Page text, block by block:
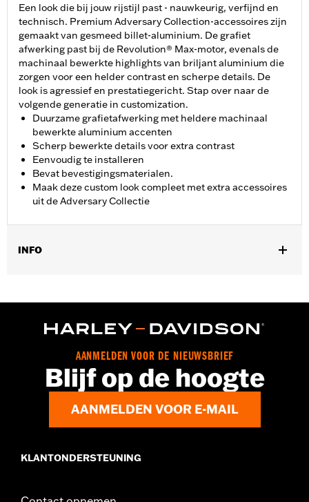
Een look die bij jouw rijstijl past - nauwkeurig, verfijnd en
technisch. Premium Adversary Collection-accessoires zijn
gemaakt van gesmeed billet-aluminium. De grafiet
afwerking past bij de Revolution® Max-motor, evenals de
machinaal bewerkte highlights van briljant aluminium die
zorgen voor een helder contrast en scherpe details. De
look is agressief en prestatiegericht. Stap over naar de
volgende generatie in customization.
Duurzame grafietafwerking met heldere machinaal
bewerkte aluminium accenten
Scherp bewerkte details voor extra contrast
Eenvoudig te installeren
Bevat bevestigingsmaterialen.
Maak deze custom look compleet met extra accessoires
uit de Adversary Collectie
INFO
Per stuk verkocht:Elk
installatie-instructies
GARANTIE: ,,,,,,,,,,,,,,,,,,,,,,,,,,,,,,,,,,,,,,,,,,,,,,,,,,,,,,,,,,,,,,,,,,
AANMELDEN VOOR DE NIEUWSBRIEF
Blijf op de hoogte
AANMELDEN VOOR E-MAIL
KLANTONDERSTEUNING